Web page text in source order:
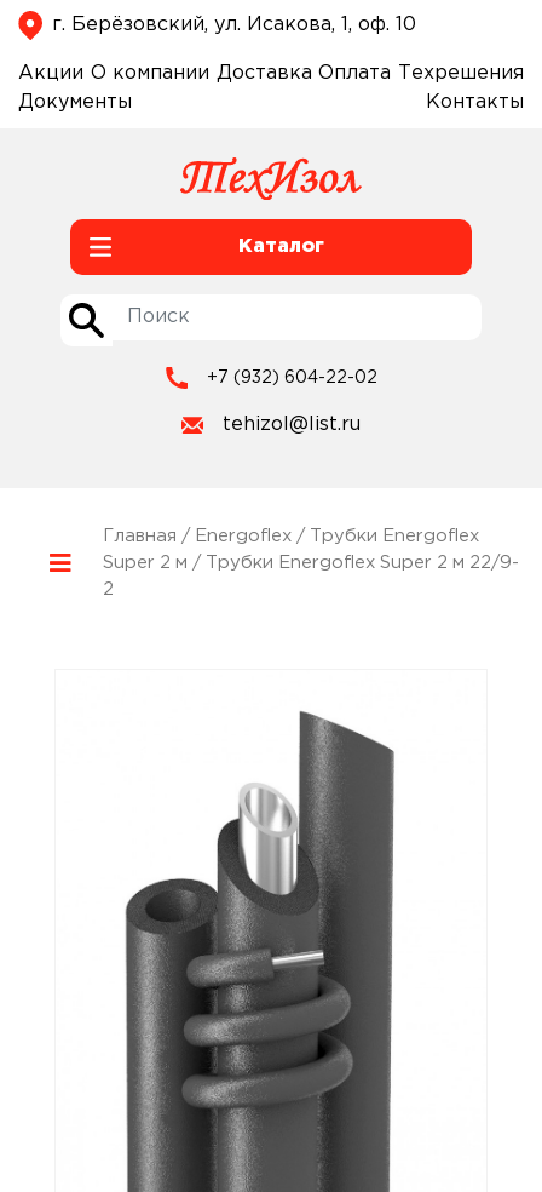
г. Берёзовский, ул. Исакова, 1, оф. 10
Акции О компании Доставка Оплата
Техрешения
Документы
Контакты
Каталог
+7 (932) 604-22-02
tehizol@list.ru
Главная / Energoflex/
Трубки Energoflex
Super 2 м / Трубки Energoflex Super 2 м 22/9-
2